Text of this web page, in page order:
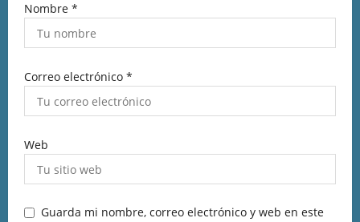
Nombre *
Correo electrónico *
Web
Guarda mi nombre, correo electrónico y web en este